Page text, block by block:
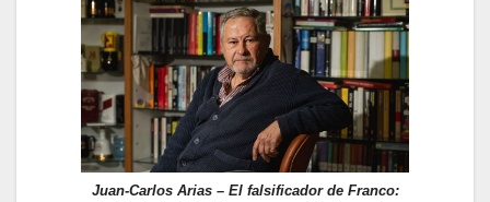
Juan-Carlos Arias – El falsificador de Franco: